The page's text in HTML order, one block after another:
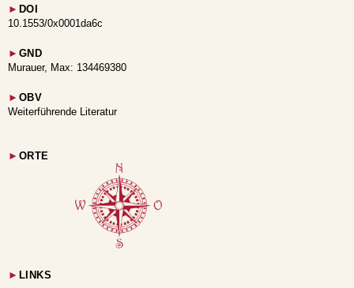
► DOI
10.1553/0x0001da6c
► GND
Murauer, Max: 134469380
► OBV
Weiterführende Literatur
► ORTE
► LINKS